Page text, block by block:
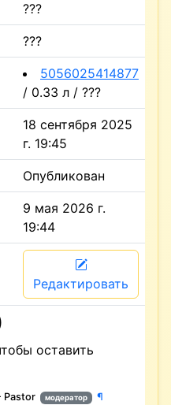
???
???
5056025414877
/ 0.33 л / ???
18 сентября 2025
г. 19:45
Опубликован
9 мая 2026 г.
19:44
Редактировать
оставить
Pastor модератор ¶